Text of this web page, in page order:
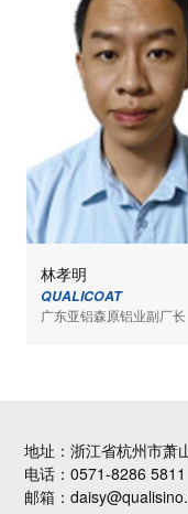
林孝明
QUALICOAT
广东亚铝森原铝业副厂长
地址：浙江省杭州市萧
电话：0571-8286 5811
邮箱：